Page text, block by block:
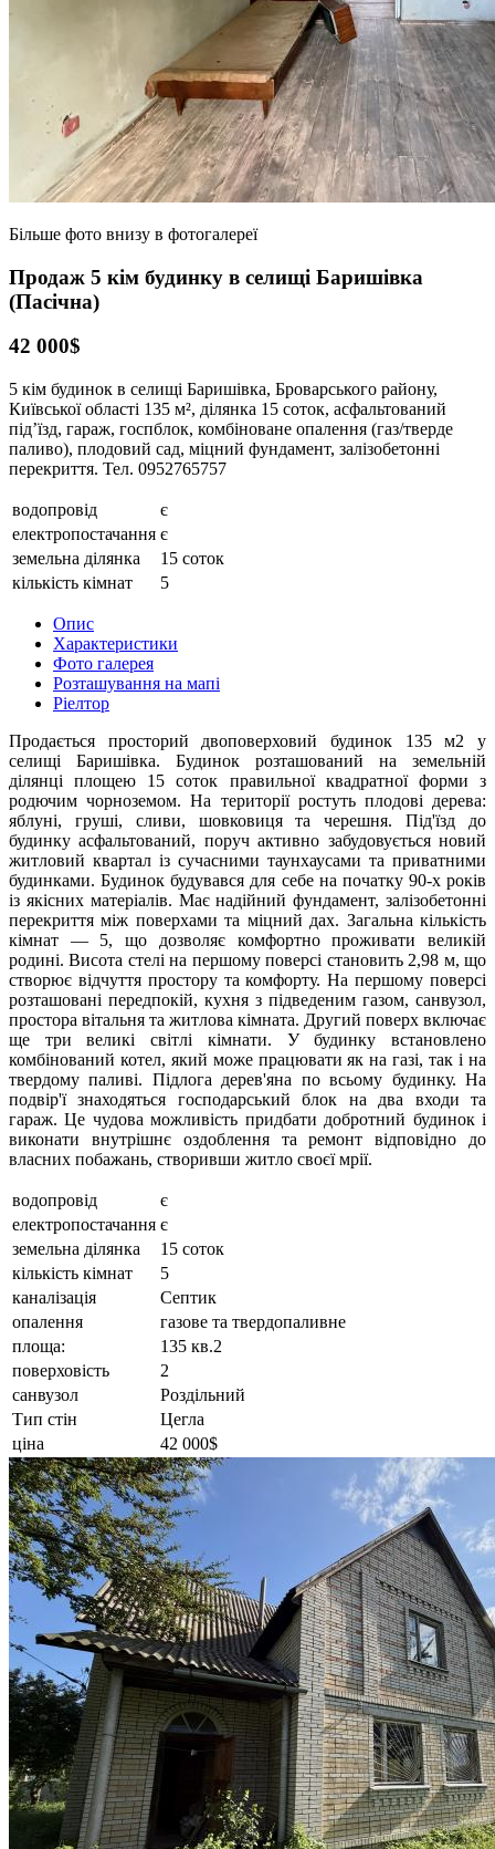
Більше фото внизу в фотогалереї
Продаж 5 кім будинку в селищі Баришівка
(Пасічна)
42 000$
5 кім будинок в селищі Баришівка, Броварського району,
Київської області 135 м², ділянка 15 соток, асфальтований
під’їзд, гараж, госпблок, комбіноване опалення (газ/тверде
паливо), плодовий сад, міцний фундамент, залізобетонні
перекриття. Тел. 0952765757
водопровід
є
електропостачання є
земельна ділянка
15 соток
кількість кімнат
5
Опис
Характеристики
Фото галерея
Розташування на мапі
Ріелтор
Продається просторий двоповерховий будинок 135 м2 у
селищі Баришівка. Будинок розташований на земельній
ділянці площею 15 соток правильної квадратної форми з
родючим чорноземом. На території ростуть плодові дерева:
яблуні, груші, сливи, шовковиця та черешня. Під'їзд до
будинку асфальтований, поруч активно забудовується новий
житловий квартал із сучасними таунхаусами та приватними
будинками.Будинок будувався для себе на початку 90-х років
із якісних матеріалів. Має надійний фундамент, залізобетонні
перекриття між поверхами та міцний дах. Загальна кількість
кімнат — 5, що дозволяє комфортно проживати великій
родині. Висота стелі на першому поверсі становить 2,98 м, що
створює відчуття простору та комфорту.На першому поверсі
розташовані передпокій, кухня з підведеним газом, санвузол,
простора вітальня та житлова кімната. Другий поверх включає
ще три великі світлі кімнати. У будинку встановлено
комбінований котел, який може працювати як на газі, так і на
твердому паливі. Підлога дерев'яна по всьому будинку. На
подвір'ї знаходяться господарський блок на два входи та
гараж. Це чудова можливість придбати добротний будинок і
виконати внутрішнє оздоблення та ремонт відповідно до
власних побажань, створивши житло своєї мрії.
водопровід
є
електропостачання є
земельна ділянка
15 соток
кількість кімнат
5
каналізація
Септик
опалення
газове та твердопаливне
площа:
135 кв.2
поверховість
2
санвузол
Роздільний
Тип стін
Цегла
ціна
42 000$